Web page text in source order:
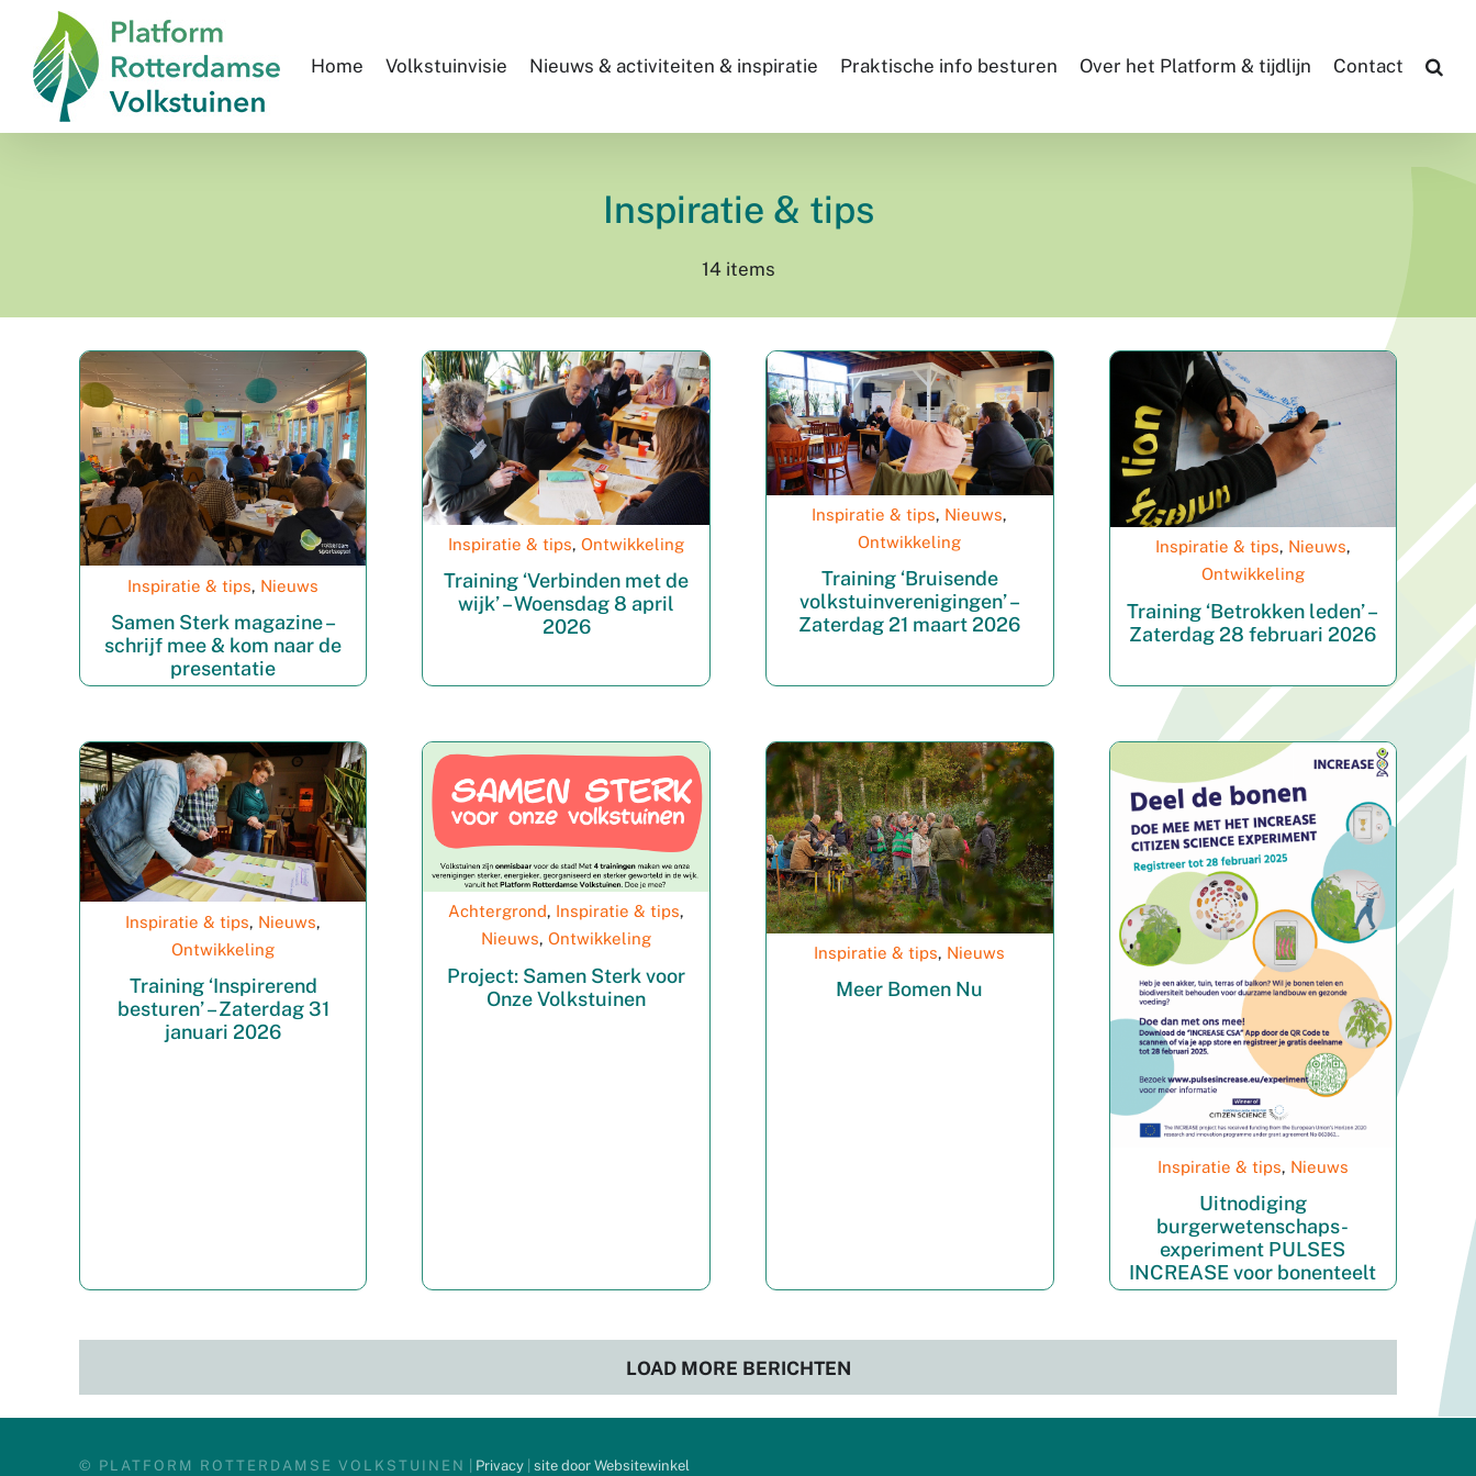
content
Home Volkstuinvisie Nieuws & activiteiten & inspiratie Praktische info besturen Over het Platform & tijdlijn Contact
Inspiratie & tips
14 items
Inspiratie & tips, Nieuws
Samen Sterk magazine –
schrijf mee & kom naar de
presentatie
Inspiratie & tips,Ontwikkeling
Training ‘Verbinden met de
wijk’ – Woensdag 8 april
2026
Inspiratie & tips, Nieuws,
Ontwikkeling
Training ‘Bruisende
volkstuinverenigingen’ –
Zaterdag 21 maart 2026
Inspiratie & tips, Nieuws,
Ontwikkeling
Training ‘Betrokken leden’ –
Zaterdag 28 februari 2026
Inspiratie & tips, Nieuws,
Ontwikkeling
Training ‘Inspirerend
besturen’ – Zaterdag 31
januari 2026
Achtergrond, Inspiratie & tips,
Nieuws,Ontwikkeling
Project: Samen Sterk voor
Onze Volkstuinen
Inspiratie & tips, Nieuws
Meer Bomen Nu
Inspiratie & tips, Nieuws
Uitnodiging
burgerwetenschaps-
experiment PULSES
INCREASE voor bonenteelt
LOAD MORE BERICHTEN
© PLATFORM ROTTERDAMSE VOLKSTUINEN Privacy site door Websitewinkel